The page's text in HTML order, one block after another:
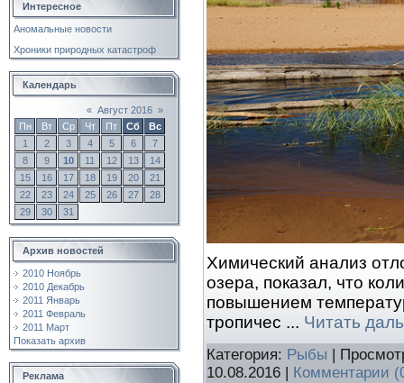
Интересное
Аномальные новости
Хроники природных катастроф
Календарь
« Август 2016 »
Пн
Вт Ср Чт Пт Сб
Вс
1
2 3 4 5 6
7
8
9 10 11 12 13
14
15
16 17 18 19 20
21
22
23 24 25 26 27
28
29
30 31
Архив новостей
2010 Ноябрь
2010 Декабрь
2011 Январь
2011 Февраль
2011 Март
Показать архив
Реклама
Химический анализ
озера, показал, что
повышением
тропичес ... Читать
Категория: Рыбы |
10.08.2016
Комментарии